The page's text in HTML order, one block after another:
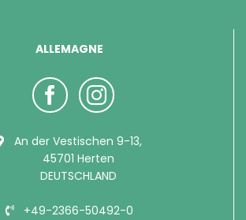
ALLEMAGNE
An der Vestischen 9-13,
45701 Herten
DEUTSCHLAND
+49-2366-50492-0